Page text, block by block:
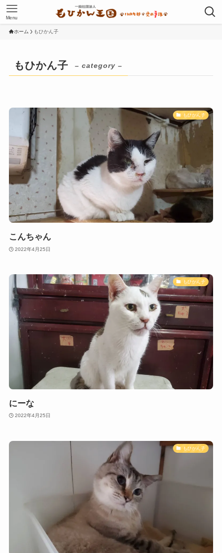
Menu
ホーム もひかん子
もひかん子 – category –
もひかん子
こんちゃん
2022年4月25日
もひかん子
にーな
2022年4月25日
もひかん子